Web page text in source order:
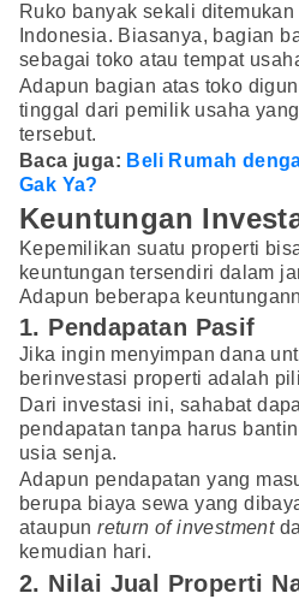
Ruko banyak sekali
Indonesia. Biasanya, bagian
sebagai toko atau tempat
Adapun bagian atas toko
tinggal dari pemilik usaha
tersebut.
Baca juga: Beli Rumah
Gak Ya?
Keuntungan
Kepemilikan suatu properti
keuntungan tersendiri dalam
Adapun beberapa
1. Pendapatan Pasif
Jika ingin menyimpan dana
berinvestasi properti adalah
Dari investasi ini, sahabat
pendapatan tanpa harus
usia senja.
Adapun pendapatan yang
berupa biaya sewa yang
ataupunreturn of investment
kemudian hari.
2. Nilai Jual Properti